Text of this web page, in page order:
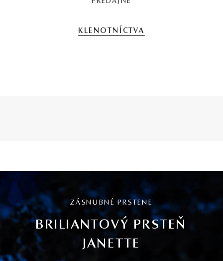
KLENOTNÍCTVA
ZÁSNUBNÉ PRSTENE
BRILIANTOVÝ PRSTEŇ
JANETTE